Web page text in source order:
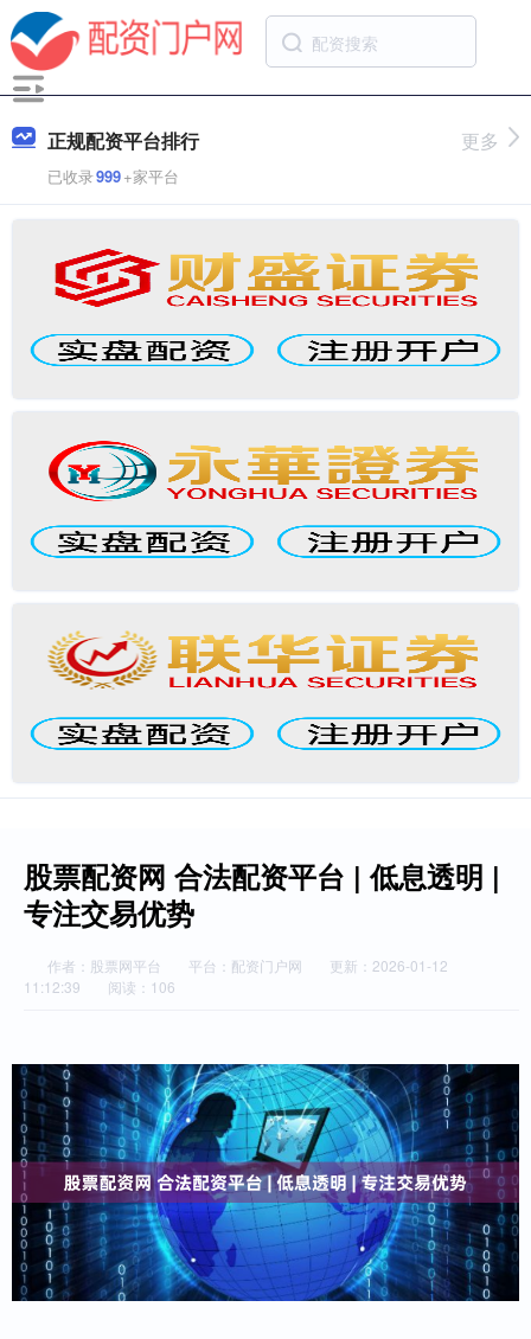
正规配资平台排行
已收录999+家平台
更多
股票配资网 合法配资平台 | 低息透明 |
专注交易优势
作者：股票网平台 平台：配资门户网
更新：2026-01-12
11:12:39
阅读：106